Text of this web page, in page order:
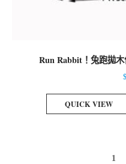
Run Rabbit！兔跑拋木
$
QUICK VIEW
1